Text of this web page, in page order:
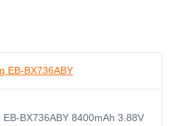
BX736ABY 8400mAh 3.88V